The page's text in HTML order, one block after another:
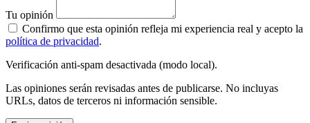
Tu opinión
Confirmo que esta opinión refleja mi experiencia real y acepto la
política de privacidad.
Verificación anti-spam desactivada (modo local).
Las opiniones serán revisadas antes de publicarse. No incluyas
URLs, datos de terceros ni información sensible.